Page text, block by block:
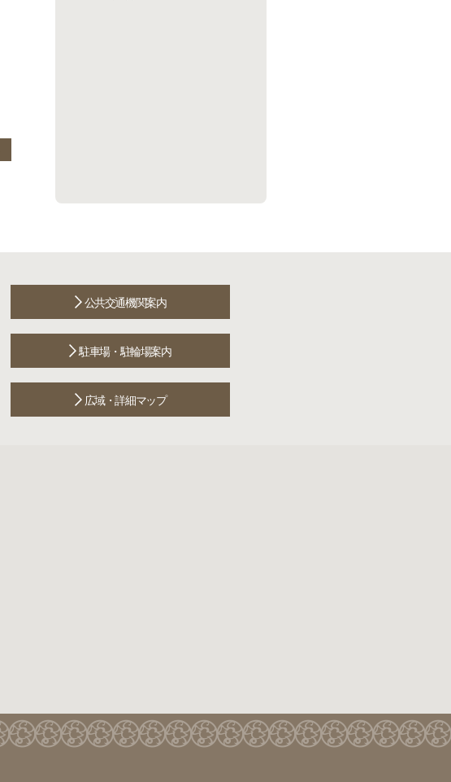
公共交通機関案内
駐車場・駐輪場案内
広域・詳細マップ